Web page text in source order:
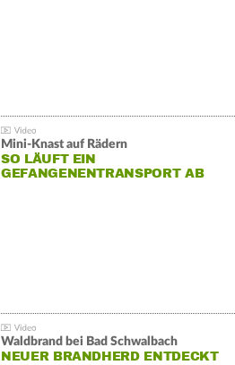
Mini-Knast auf Rädern
SO LÄUFT EIN
GEFANGENENTRANSPORT AB
Waldbrand bei Bad Schwalbach
NEUER BRANDHERD ENTDECKT